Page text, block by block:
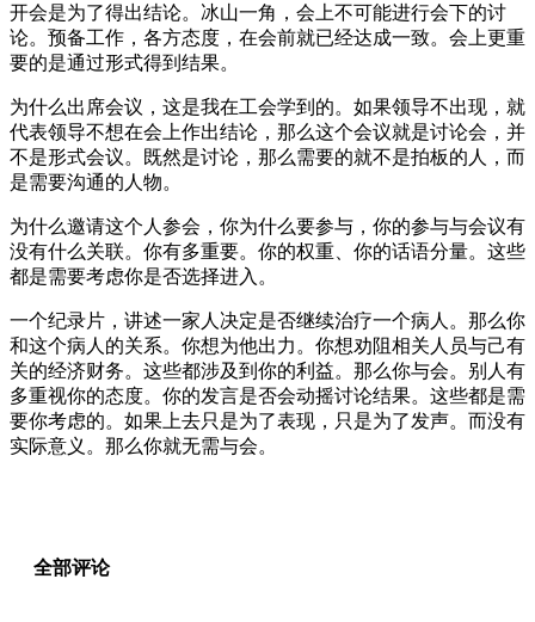
开会是为了得出结论。冰山一角，会上不可能进行会下的讨
论。预备工作，各方态度，在会前就已经达成一致。会上更重
要的是通过形式得到结果。
为什么出席会议，这是我在工会学到的。如果领导不出现，就
代表领导不想在会上作出结论，那么这个会议就是讨论会，并
不是形式会议。既然是讨论，那么需要的就不是拍板的人，而
是需要沟通的人物。
为什么邀请这个人参会，你为什么要参与，你的参与与会议有
没有什么关联。你有多重要。你的权重、你的话语分量。这些
都是需要考虑你是否选择进入。
一个纪录片，讲述一家人决定是否继续治疗一个病人。那么你
和这个病人的关系。你想为他出力。你想劝阻相关人员与己有
关的经济财务。这些都涉及到你的利益。那么你与会。别人有
多重视你的态度。你的发言是否会动摇讨论结果。这些都是需
要你考虑的。如果上去只是为了表现，只是为了发声。而没有
实际意义。那么你就无需与会。
全部评论